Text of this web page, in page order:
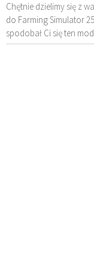
Chętnie dzielimy się z
do Farming Simulator
spodobał Ci się ten